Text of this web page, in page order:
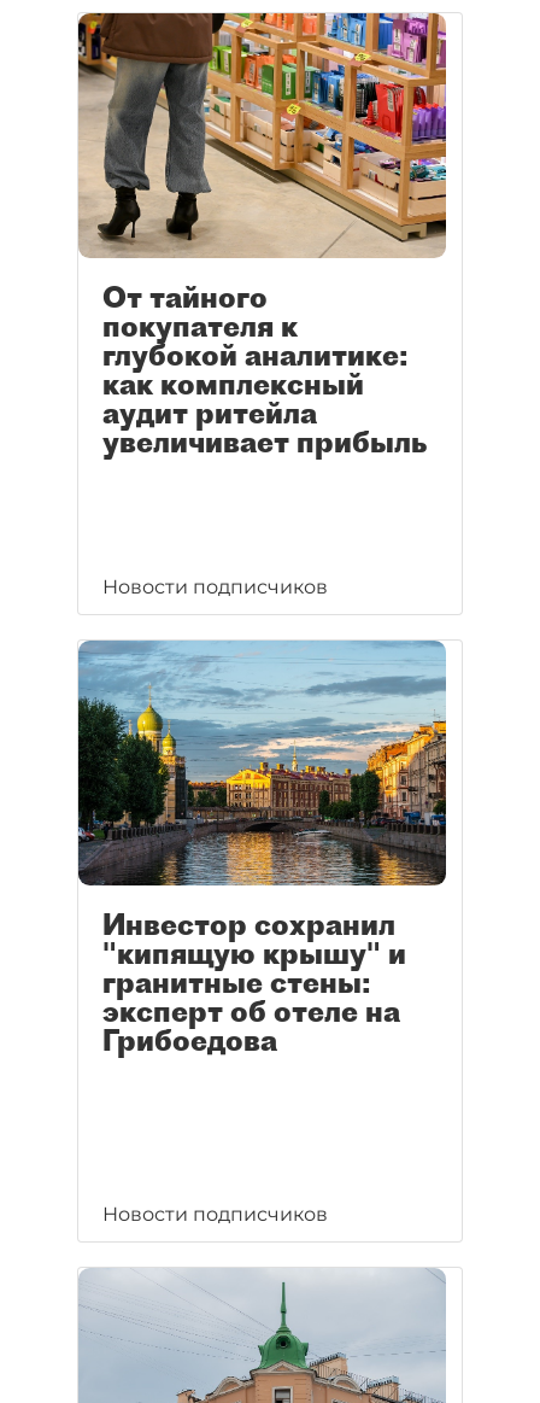
От тайного
покупателя к
глубокой аналитике:
как комплексный
аудит ритейла
увеличивает прибыль
Новости подписчиков
Инвестор сохранил
"кипящую крышу" и
гранитные стены:
эксперт об отеле на
Грибоедова
Новости подписчиков